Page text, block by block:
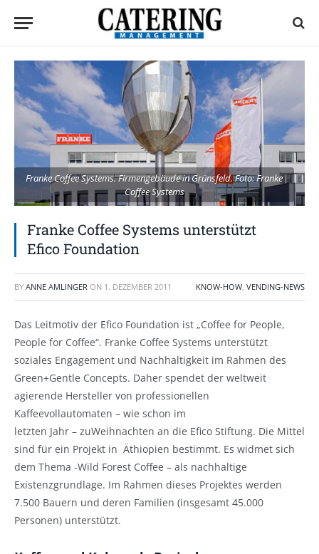
Franke Coffee Systems. Firmengebäude in Grünsfeld. Foto: Franke
Coffee Systems
Franke Coffee Systems unterstützt
Efico Foundation
BY ANNE AMLINGER ON 1. DEZEMBER 2011 KNOW-HOW, VENDING-NEWS
Das Leitmotiv der Efico Foundation ist „Coffee for People,
People for Coffee“. Franke Coffee Systems unterstützt
soziales Engagement und Nachhaltigkeit im Rahmen des
Green+Gentle Concepts. Daher spendet der weltweit
agierende Hersteller von professionellen
Kaffeevollautomaten – wie schon im
letzten Jahr – zuWeihnachten an die Efico Stiftung. Die Mittel
sind für ein Projekt in Äthiopien bestimmt. Es widmet sich
dem Thema -Wild Forest Coffee – als nachhaltige
Existenzgrundlage. Im Rahmen dieses Projektes werden
7.500 Bauern und deren Familien (insgesamt 45.000
Personen) unterstützt.